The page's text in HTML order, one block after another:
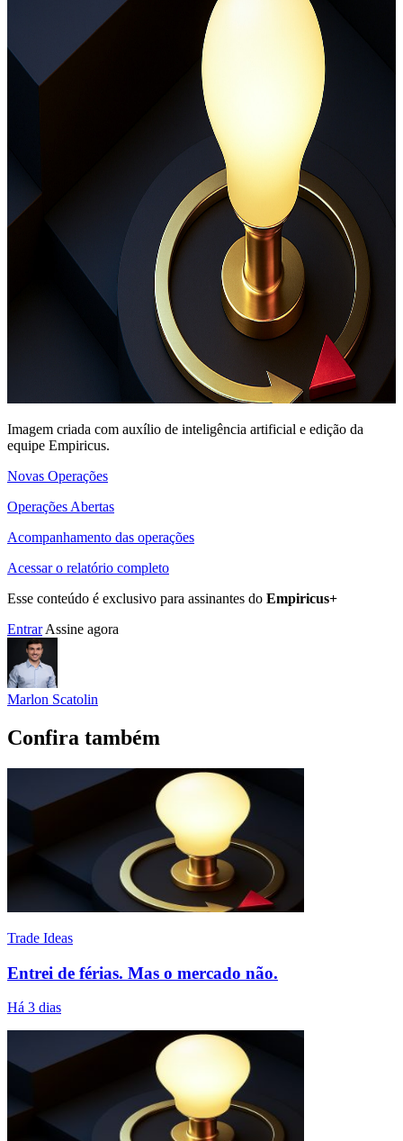
Imagem criada com auxílio de inteligência artificial e edição da
equipe Empiricus.
Novas Operações
Operações Abertas
Acompanhamento das operações
Acessar o relatório completo
Esse conteúdo é exclusivo para assinantes do Empiricus+
Entrar Assine agora
Marlon Scatolin
Confira também
Trade Ideas
Entrei de férias. Mas o mercado não.
Há 3 dias